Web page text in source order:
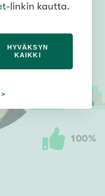
100%
-linkin kautta.
HYVÄKSYN
KAIKKI